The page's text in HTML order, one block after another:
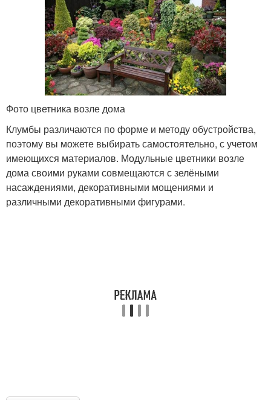
Фото цветника возле дома
Клумбы различаются по форме и методу обустройства,
поэтому вы можете выбирать самостоятельно, с учетом
имеющихся материалов. Модульные цветники возле
дома своими руками совмещаются с зелёными
насаждениями, декоративными мощениями и
различными декоративными фигурами.